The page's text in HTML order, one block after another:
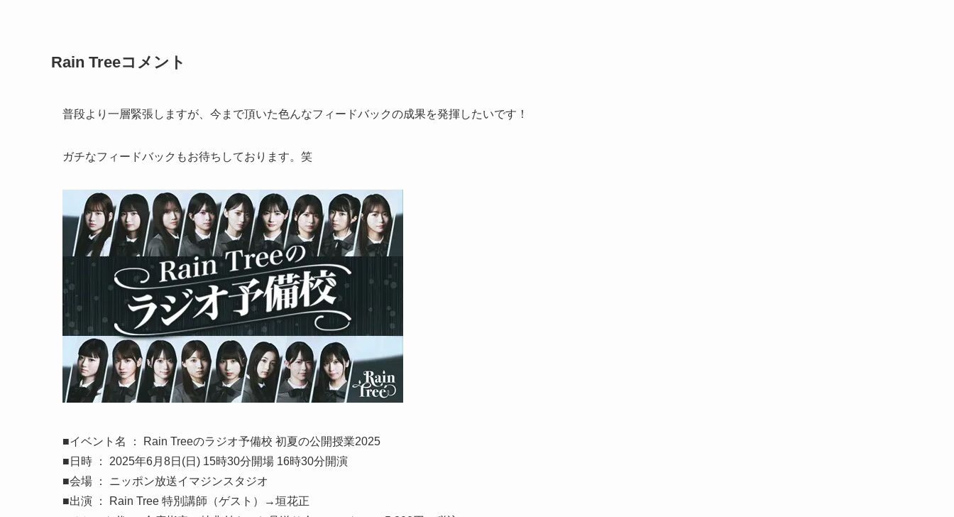
Rain Treeコメント
普段より一層緊張しますが、今まで頂いた色んなフィードバックの成果を発揮したいです！
ガチなフィードバックもお待ちしております。笑
■イベント名 ： Rain Treeのラジオ予備校 初夏の公開授業2025
■日時 ： 2025年6月8日(日) 15時30分開場 16時30分開演
■会場 ： ニッポン放送イマジンスタジオ
■出演 ： Rain Tree 特別講師（ゲスト）→垣花正